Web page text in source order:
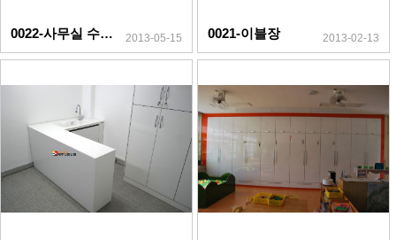
0022-사무실 수납장 2013-05-15 0021-이블장 2013-02-13